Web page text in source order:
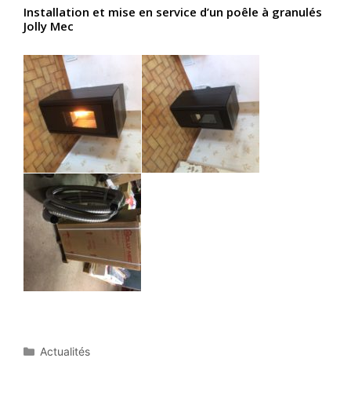
Installation et mise en service d’un poêle à granulés
Jolly Mec
Catégories
Actualités